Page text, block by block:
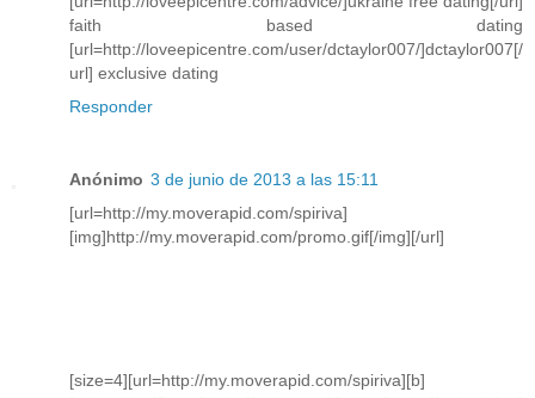
faith based dating
[url=http://loveepicentre.com/user/dctaylor007/]dctaylor007[/
url] exclusive dating
Responder
Anónimo 3 de junio de 2013 a las 15:11
[url=http://my.moverapid.com/spiriva]
[img]http://my.moverapid.com/promo.gif[/img][/url]
[size=4][url=http://my.moverapid.com/spiriva][b]